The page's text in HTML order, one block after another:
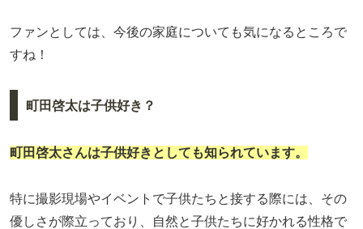
ファンとしては、今後の家庭についても気になるところで
すね！
町田啓太は子供好き？
町田啓太さんは子供好きとしても知られています。
特に撮影現場やイベントで子供たちと接する際には、その
優しさが際立っており、自然と子供たちに好かれる性格で